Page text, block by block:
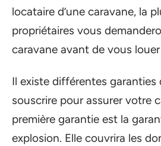
locataire d’une caravane, la
propriétaires vous
caravane avant de vous
Il existe différentes garanties
souscrire pour assurer votre
première garantie est la
explosion. Elle couvrira les